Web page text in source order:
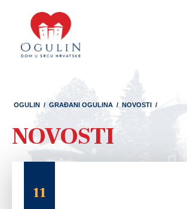
OGULIN / GRAĐANI OGULINA / NOVOSTI /
NOVOSTI
11